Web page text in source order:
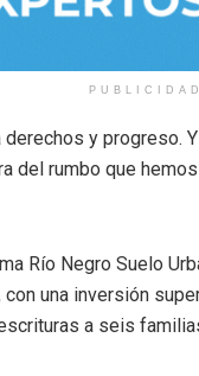
PUBLICIDAD
derechos y
del rumbo que
Río Negro Suelo
una inversión
a seis